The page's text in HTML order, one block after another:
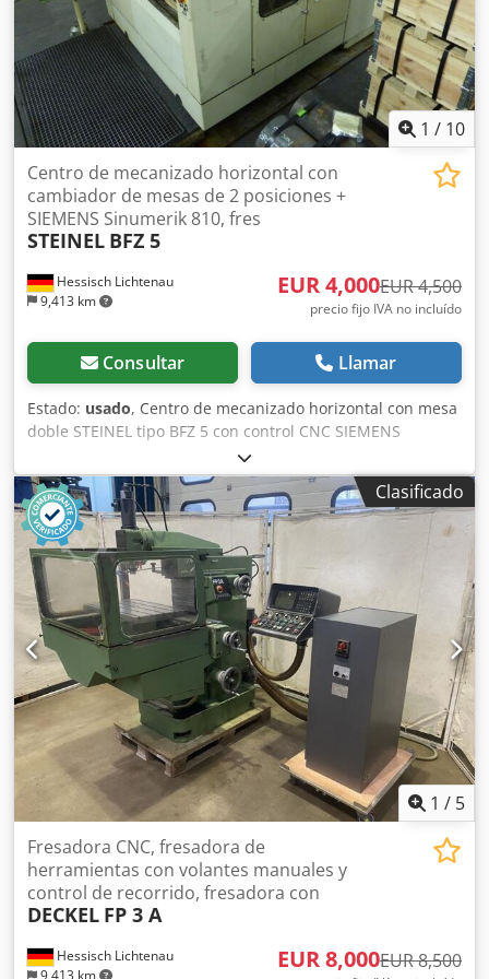
Emco proviene de un taller de formación y se ha utilizado
muy poco. Aproveche la oportunidad de inspeccionar y
probar la máquina en el lugar, con la energía conectada.
1 / 10
Hessisch Lichtenau
9,413 km
Centro de mecanizado horizontal con
cambiador de mesas de 2 posiciones +
SIEMENS Sinumerik 810, fres
STEINEL BFZ 5
EUR 4,000EUR 4,500
precio fijo IVA no incluído
Consultar Llamar
Estado: usado, Centro de mecanizado horizontal con mesa
doble STEINEL tipo BFZ 5 con control CNC SIEMENS
Sinumerik 810 M Credpfxsutuyie Ahmjf número de serie 34
año de construcción 1988 Recorrido X: 500 mm, Y: 400 mm,
Z: 320 mm Superficie de sujeción, superficie de la mesa
500 x 400 mm Portaherramientas ISO 40 Velocidad del
husillo máx. 6300 rpm regulable sin escalonamiento
Accionamiento del husillo principal 12 kW Conexión a la
red 380 voltios, 50 Hz, 30 kVA - Cambiador de herramientas
con 24 posiciones - Mesa de cambio con 2 estaciones -
Interfaz para transferencia de datos - Unidad de
refrigeración con transportador de virutas Espacio
necesario L x A x A 4100 x 2500 x 2650 mm Peso aprox. 8
toneladas buen estado Dimensiones de transporte:
Máquina L x A x A 3200 x 2500 x 2650 mm, aprox. 7,5
toneladas. Transportador de virutas L x A x A 3500 x 1100 x
2100 mm, aprox. 600 kg
Clasificado
1 / 5
Hessisch Lichtenau
Fresadora CNC, fresadora de
herramientas con volantes manuales y
control de recorrido, fresadora con
DECKEL FP 3 A
EUR 8,000EUR 8,500